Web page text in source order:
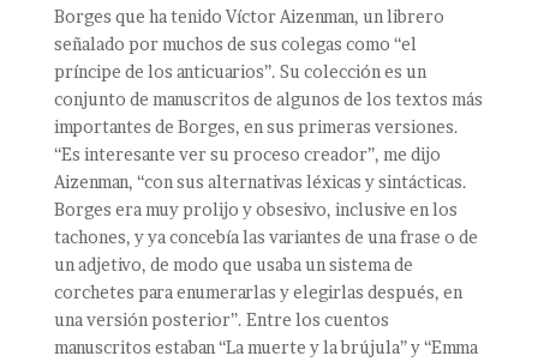
Borges que ha tenido Víctor Aizenman, un librero
señalado por muchos de sus colegas como “el
príncipe de los anticuarios”. Su colección es un
conjunto de manuscritos de algunos de los textos más
importantes de Borges, en sus primeras versiones.
“Es interesante ver su proceso creador”, me dijo
Aizenman, “con sus alternativas léxicas y sintácticas.
Borges era muy prolijo y obsesivo, inclusive en los
tachones, y ya concebía las variantes de una frase o de
un adjetivo, de modo que usaba un sistema de
corchetes para enumerarlas y elegirlas después, en
una versión posterior”. Entre los cuentos
manuscritos estaban “La muerte y la brújula” y “Emma